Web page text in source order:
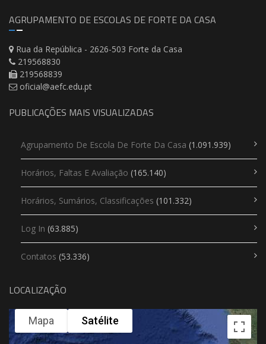
AGRUPAMENTO DE ESCOLAS DE FORTE DA CASA
Rua da República - 2626-503 Forte da Casa
219568830
219568839
oficial@aefc.edu.pt
PUBLICAÇÕES MAIS VISUALIZADAS
Agrupamento De Escola De Forte Da Casa (1.091.939)
Horários, Faltas E Avaliação (165.140)
Horários, Sumários, Classificações (101.332)
Log In (63.885)
Contatos (53.336)
LOCALIZAÇÃO
Mapa Satélite